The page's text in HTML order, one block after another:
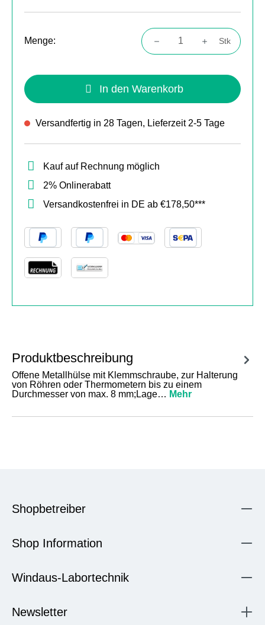
Menge:
Produkt Anzahl: Gib den gewünschten
Stk
In den Warenkorb
Versandfertig in 28 Tagen, Lieferzeit 2-5 Tage
Kauf auf Rechnung möglich
2% Onlinerabatt
Versandkostenfrei in DE ab €178,50***
Produktbeschreibung
Offene Metallhülse mit Klemmschraube, zur Halterung
von Röhren oder Thermometern bis zu einem
Durchmesser von max. 8 mm;Lage… Mehr
Shopbetreiber
Shop Information
Windaus-Labortechnik
Newsletter